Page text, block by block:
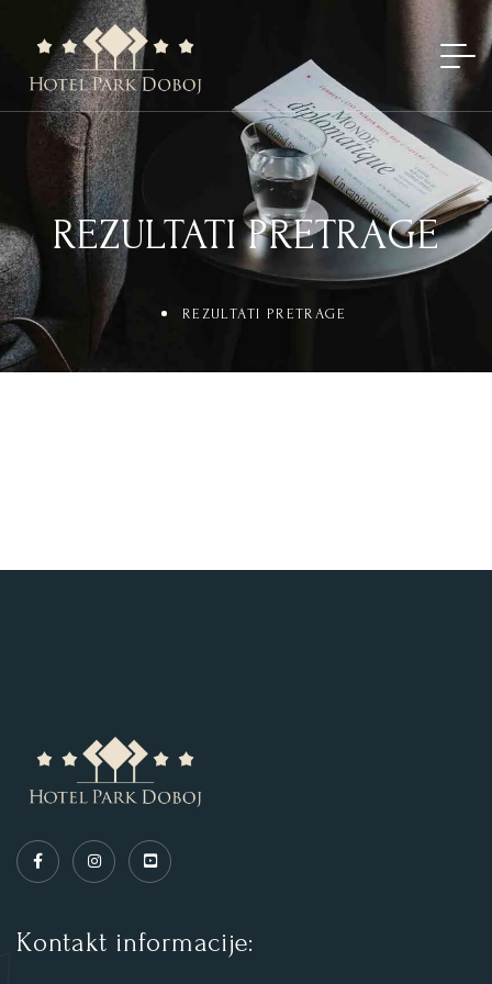
REZULTATI PRETRAGE
REZULTATI PRETRAGE
Kontakt informacije: